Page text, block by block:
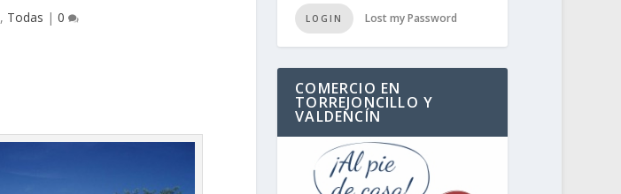
, Todas | 0 LOGIN Lost my Password
COMERCIO EN
TORREJONCILLO Y
VALDENCÍN